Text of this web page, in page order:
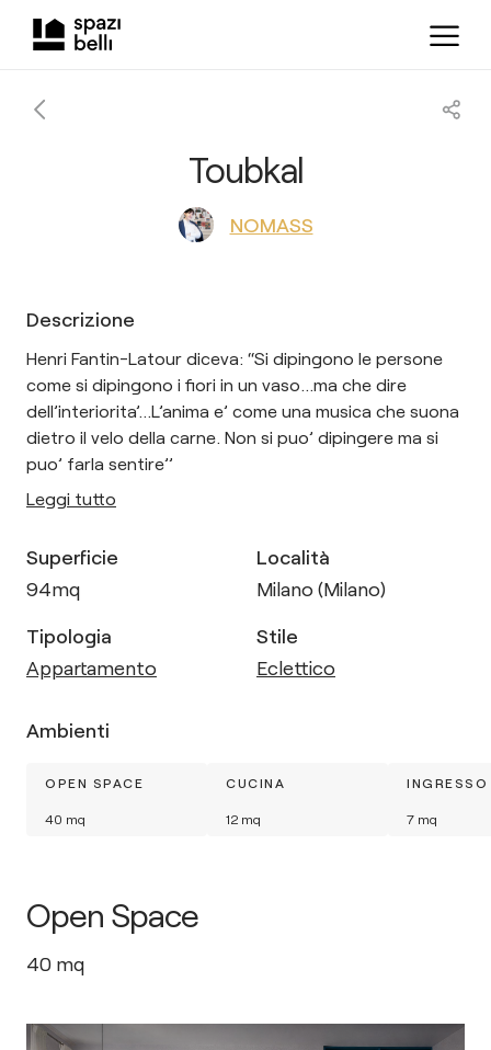
Toubkal
NOMASS
Descrizione
Henri Fantin-Latour diceva: ‘‘Si dipingono le persone
come si dipingono i fiori in un vaso…ma che dire
dell’interiorita’…L’anima e’ come una musica che suona
dietro il velo della carne. Non si puo’ dipingere ma si
puo’ farla sentire’’
Leggi tutto
Superficie
94mq
Località
Milano (Milano)
Tipologia
Appartamento
Stile
Eclettico
Ambienti
OPEN SPACE
40 mq
CUCINA
12 mq
INGRESSO
7 mq
Open Space
40 mq